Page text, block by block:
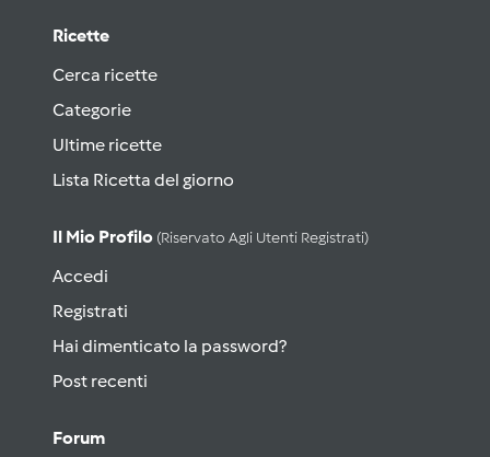
Ricette
Cerca ricette
Categorie
Ultime ricette
Lista Ricetta del giorno
Il Mio Profilo (riservato Agli Utenti Registrati)
Accedi
Registrati
Hai dimenticato la password?
Post recenti
Forum